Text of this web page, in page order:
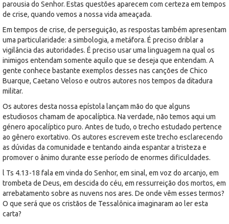
parousia do Senhor. Estas questões aparecem com certeza em tempos
de crise, quando vemos a nossa vida ameaçada.
Em tempos de crise, de perseguição, as respostas também apresentam
uma particularidade: a simbologia, a metáfora. É preciso driblar a
vigilância das autoridades. É preciso usar uma linguagem na qual os
inimigos entendam somente aquilo que se deseja que entendam. A
gente conhece bastante exemplos desses nas canções de Chico
Buarque, Caetano Veloso e outros autores nos tempos da ditadura
militar.
Os autores desta nossa epístola lançam mão do que alguns
estudiosos chamam de apocalíptica. Na verdade, não temos aqui um
género apocalíptico puro. Antes de tudo, o trecho estudado pertence
ao gênero exortativo. Os autores escrevem este trecho esclarecendo
as dúvidas da comunidade e tentando ainda espantar a tristeza e
promover o ânimo durante esse período de enormes dificuldades.
l Ts 4.13-18 fala em vinda do Senhor, em sinal, em voz do arcanjo, em
trombeta de Deus, em descida do céu, em ressurreição dos mortos, em
arrebatamento sobre as nuvens nos ares. De onde vêm esses termos?
O que será que os cristãos de Tessalônica imaginaram ao ler esta
carta?